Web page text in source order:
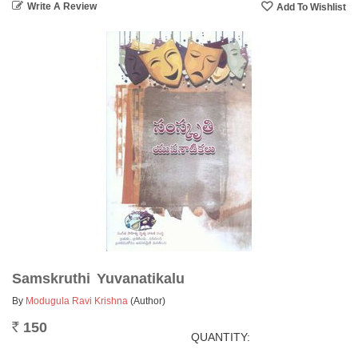
Write A Review
Samskruthi Yuvanatikalu
By Modugula Ravi Krishna (Author)
Rs. 150
QUANTITY: